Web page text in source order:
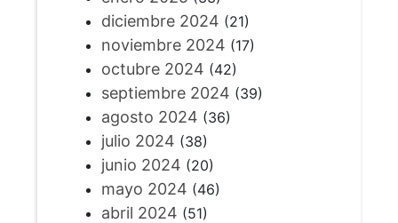
diciembre 2024 (21)
noviembre 2024 (17)
octubre 2024 (42)
septiembre 2024 (39)
agosto 2024 (36)
julio 2024 (38)
junio 2024 (20)
mayo 2024 (46)
abril 2024 (51)